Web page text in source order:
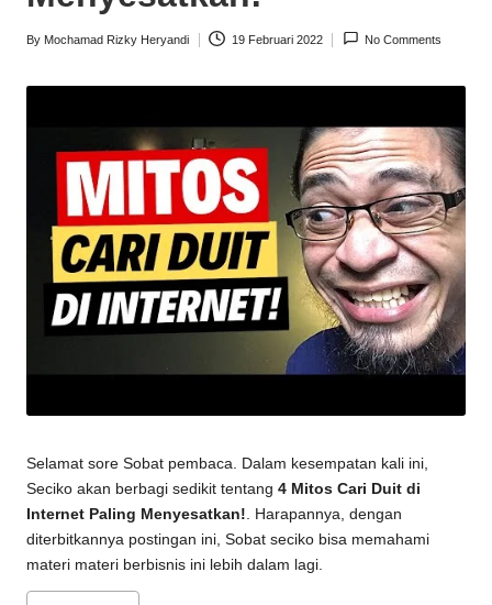
D
Posted
By Mochamad Rizky Heryandi 19 Februari 2022 No Comments
Selamat sore Sobat pembaca. Dalam kesempatan kali ini,
Seciko akan berbagi sedikit tentang 4 Mitos Cari Duit di
Internet Paling Menyesatkan!. Harapannya, dengan
diterbitkannya postingan ini, Sobat seciko bisa memahami
materi materi berbisnis ini lebih dalam lagi.